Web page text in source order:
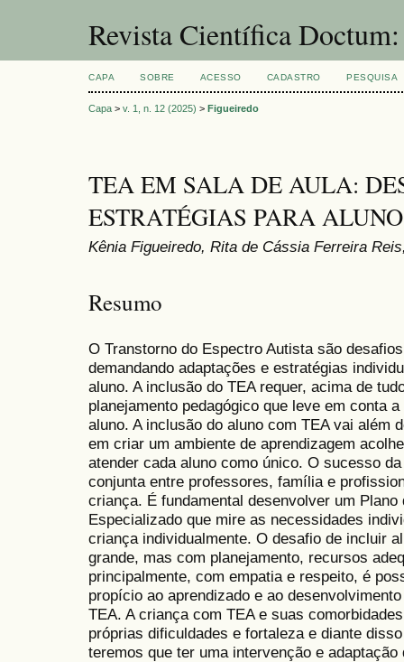
Revista Científica
CAPA SOBRE ACESSO CADASTRO PESQUISA
Capa > v. 1, n. 12 (2025) > Figueiredo
TEA EM SALA DE AULA:
ESTRATÉGIAS PARA
Kênia Figueiredo, Rita de Cássia Ferreira
Resumo
O Transtorno do Espectro Autista são
demandando adaptações e estratégias
aluno. A inclusão do TEA requer, acima de
planejamento pedagógico que leve em conta
aluno. A inclusão do aluno com TEA vai além
em criar um ambiente de aprendizagem
atender cada aluno como único. O sucesso
conjunta entre professores, família e
criança. É fundamental desenvolver um Plano
Especializado que mire as necessidades
criança individualmente. O desafio de incluir
grande, mas com planejamento, recursos
principalmente, com empatia e respeito, é
propício ao aprendizado e ao
TEA. A criança com TEA e suas
próprias dificuldades e fortaleza e diante
teremos que ter uma intervenção e